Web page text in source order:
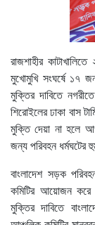
রাজশাহীর
মুখোমুখি সংঘর্ষে ১৭
মুক্তির দাবিতে
শিরোইলের ঢাকা বাস
মুক্তি দেয়া না হলে
জন্য পরিবহন ধর্মঘটের
বাংলাদেশ সড়ক
কমিটির আয়োজন করে
মুক্তির দাবিতে